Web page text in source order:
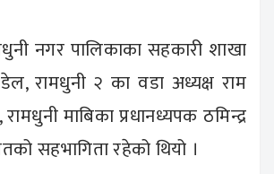
नगर पालिकाका सहकारी शाखा
रामधुनी २ का वडा अध्यक्ष राम
माबिका प्रधानध्यपक ठमिन्द्र
सहभागिता रहेको थियो ।